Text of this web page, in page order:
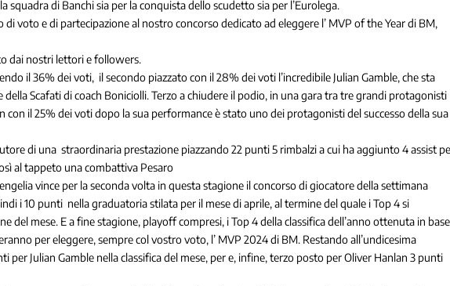
squadra di Banchi sia per la conquista dello scudetto sia per l’Eurolega.
di voto e di partecipazione al nostro concorso dedicato ad eleggere l’ MVP of the Year di BM,
dai nostri lettori e followers.
il 36% dei voti, il secondo piazzato con il 28% dei voti l’incredibile Julian Gamble, che sta
Scafati di coach Boniciolli. Terzo a chiudere il podio, in una gara tra tre grandi protagonisti
con il 25% dei voti dopo la sua performance è stato uno dei protagonisti del successo della sua
di una straordinaria prestazione piazzando 22 punti 5 rimbalzi a cui ha aggiunto 4 assist
al tappeto una combattiva Pesaro
vince per la seconda volta in questa stagione il concorso di giocatore della settimana
i 10 punti nella graduatoria stilata per il mese di aprile, al termine del quale i Top 4 si
del mese. E a fine stagione, playoff compresi, i Top 4 della classifica dell’anno ottenuta in base
per eleggere, sempre col vostro voto, l’ MVP 2024 di BM. Restando all’undicesima
per Julian Gamble nella classifica del mese, per e, infine, terzo posto per Oliver Hanlan 3 punti